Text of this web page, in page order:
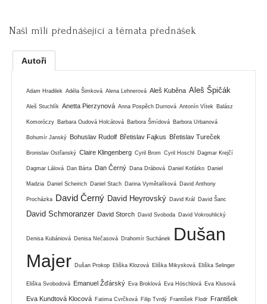
Naši milí přednášející a témata přednášek
Autoři
Adam Hradilek Adéla Šimková Alena Lehnerová Aleš Kuběna Aleš Špičák
Aleš Stuchlík Anetta Pierzynová Anna Pospěch Durnová Antonín Vítek Balász
Komoróczy Barbara Oudová Holcátová Barbora Šmídová Barbora Urbanová
Bohumír Janský Bohuslav Rudolf Břetislav Fajkus Břetislav Tureček
Bronislav Ostřanský Claire Klingenberg Cyril Brom Cyril Hoschl Dagmar Krejčí
Dagmar Lálová Dan Bárta Dan Černý Dana Drábová Daniel Koťátko Daniel
Madzia Daniel Scheirich Daniel Stach Darina Vymětalíková David Anthony
Procházka David Černý David Heyrovský David Král David Šanc
David Schmoranzer David Storch David Svoboda David Vokrouhlický
Denisa Kubániová Denisa Nečasová Drahomír Suchánek
Dušan
Majer Dušan Prokop Eliška Klozová Eliška Mikysková Eliška Selinger
Eliška Svobodová Emanuel Žďárský Eva Broklová Eva Höschlová Eva Klusová
Eva Kundtová Klocová Fatima Cvrčková Filip Tvrdý František Flodr František